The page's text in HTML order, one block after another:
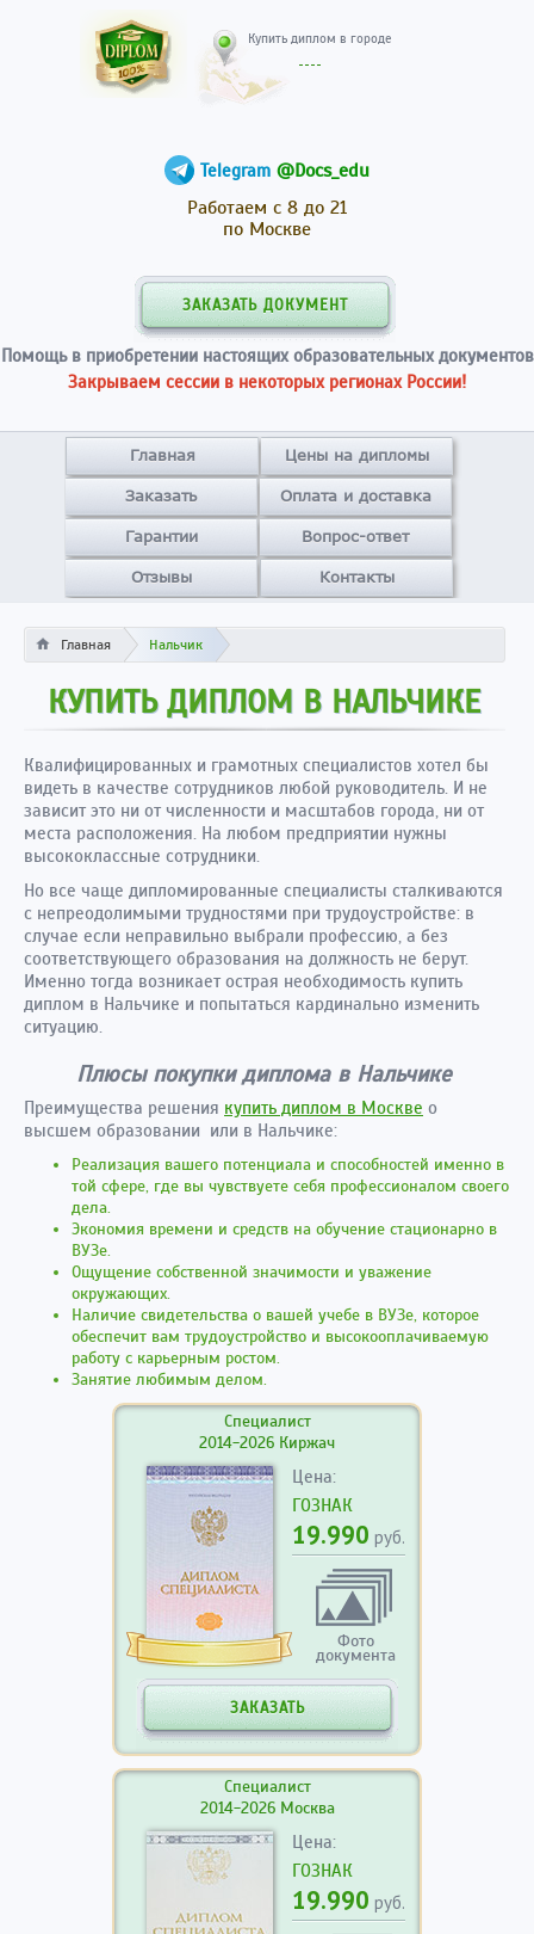
Telegram @Docs_edu
Работаем с 8 до 21
по Москве
ЗАКАЗАТЬ ДОКУМЕНТ
Помощь в приобретении настоящих образовательных документов
Закрываем сессии в некоторых регионах России!
Главная Цены на дипломы
Заказать Оплата и доставка
Гарантии Вопрос-ответ
Отзывы Контакты
Главная Нальчик
КУПИТЬ ДИПЛОМ В НАЛЬЧИКЕ
Квалифицированных и грамотных специалистов хотел бы
видеть в качестве сотрудников любой руководитель. И не
зависит это ни от численности и масштабов города, ни от
места расположения. На любом предприятии нужны
высококлассные сотрудники.
Но все чаще дипломированные специалисты сталкиваются
с непреодолимыми трудностями при трудоустройстве: в
случае если неправильно выбрали профессию, а без
соответствующего образования на должность не берут.
Именно тогда возникает острая необходимость купить
диплом в Нальчике и попытаться кардинально изменить
ситуацию.
Плюсы покупки диплома в Нальчике
Преимущества решения купить диплом в Москве о
высшем образовании или в Нальчике:
Реализация вашего потенциала и способностей именно в
той сфере, где вы чувствуете себя профессионалом своего
дела.
Экономия времени и средств на обучение стационарно в
ВУЗе.
Ощущение собственной значимости и уважение
окружающих.
Наличие свидетельства о вашей учебе в ВУЗе, которое
обеспечит вам трудоустройство и высокооплачиваемую
работу с карьерным ростом.
Занятие любимым делом.
Специалист
2014-2026 Киржач
Цена:
ГОЗНАК
19.990 руб.
Фото
документа
ЗАКАЗАТЬ
Специалист
2014-2026 Москва
Цена:
ГОЗНАК
19.990 руб.